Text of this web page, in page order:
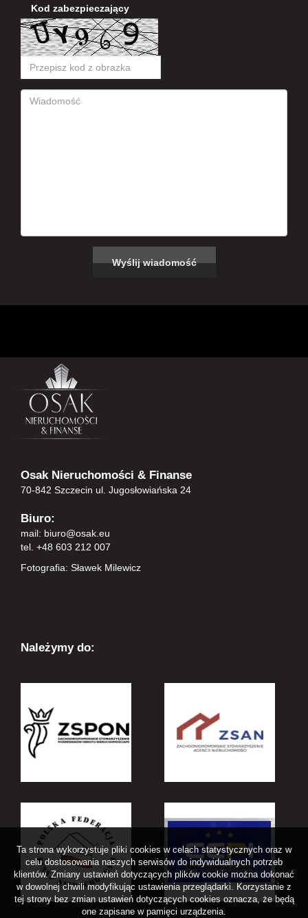
Kod zabezpieczający
Osak Nieruchomości & Finanse
70-842 Szczecin ul. Jugosłowiańska 24
Biuro:
mail: biuro@osak.eu
tel. +48 603 212 007
Fotografia: Sławek Milewicz
Należymy do:
Ta strona wykorzystuje pliki cookies w celach statystycznych oraz w
celu dostosowania naszych serwisów do indywidualnych potrzeb
klientów. Zmiany ustawień dotyczących plików cookie można dokonać
w dowolnej chwili modyfikując ustawienia przeglądarki. Korzystanie z
tej strony bez zmian ustawień dotyczących cookies oznacza, że będą
one zapisane w pamięci urządzenia.